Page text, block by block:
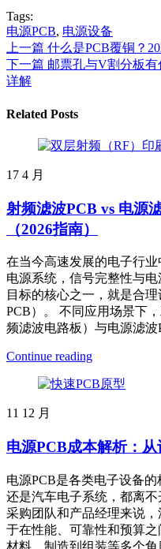
Tags:
电源PCB, 电源设备
上一篇 什么是PCB覆铜？
下一篇 邮票孔与V割分板
详解
Related Posts
17 4 月
射频滤波PCB vs 电源
（2026指南）
在当今高速发展的电子行
电源系统，信号完整性与
目标的核心之一，就是合
PCB）。 不同应用场景下
频滤波电路板）与电源滤波
Continue reading
11 12 月
电源PCB成本解析：
电源PCB是各类电子设备
还是汽车电子系统，都离不
采购团队和产品经理来说
于在性能、可靠性和预算之
材料、制造到组装等多个角